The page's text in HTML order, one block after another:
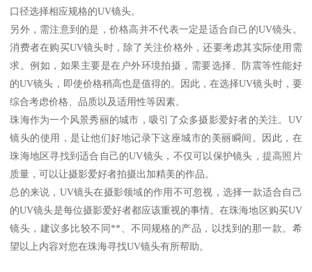
口径选择相应规格的UV镜头。
另外，需注意到的是，价格高并不代表一定是适合自己的UV镜头。
消费者在购买UV镜头时，除了关注价格外，还要考虑其实际使用需
求。例如，如果主要是在户外环境拍摄，需要选择、防震等性能好
的UV镜头，即使价格稍高也是值得的。因此，在选择UV镜头时，要
综合考虑价格、品质以及适用性等因素。
珠海作为一个风景秀丽的城市，吸引了众多摄影爱好者的关注。UV
镜头的使用，是让他们好地记录下这座城市的美丽瞬间。因此，在
珠海地区寻找到适合自己的UV镜头，不仅可以保护镜头，提高照片
质量，可以让摄影爱好者拍摄出加精美的作品。
总的来说，UV镜头在摄影领域的作用不可忽视，选择一款适合自己
的UV镜头是每位摄影爱好者都应该重视的事情。在珠海地区购买UV
镜头，建议多比较不同**、不同规格的产品，以找到的那一款。希
望以上内容对您在珠海寻找UV镜头有所帮助。